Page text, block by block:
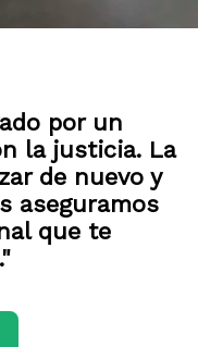
por un
la justicia. La
de nuevo y
aseguramos
que te